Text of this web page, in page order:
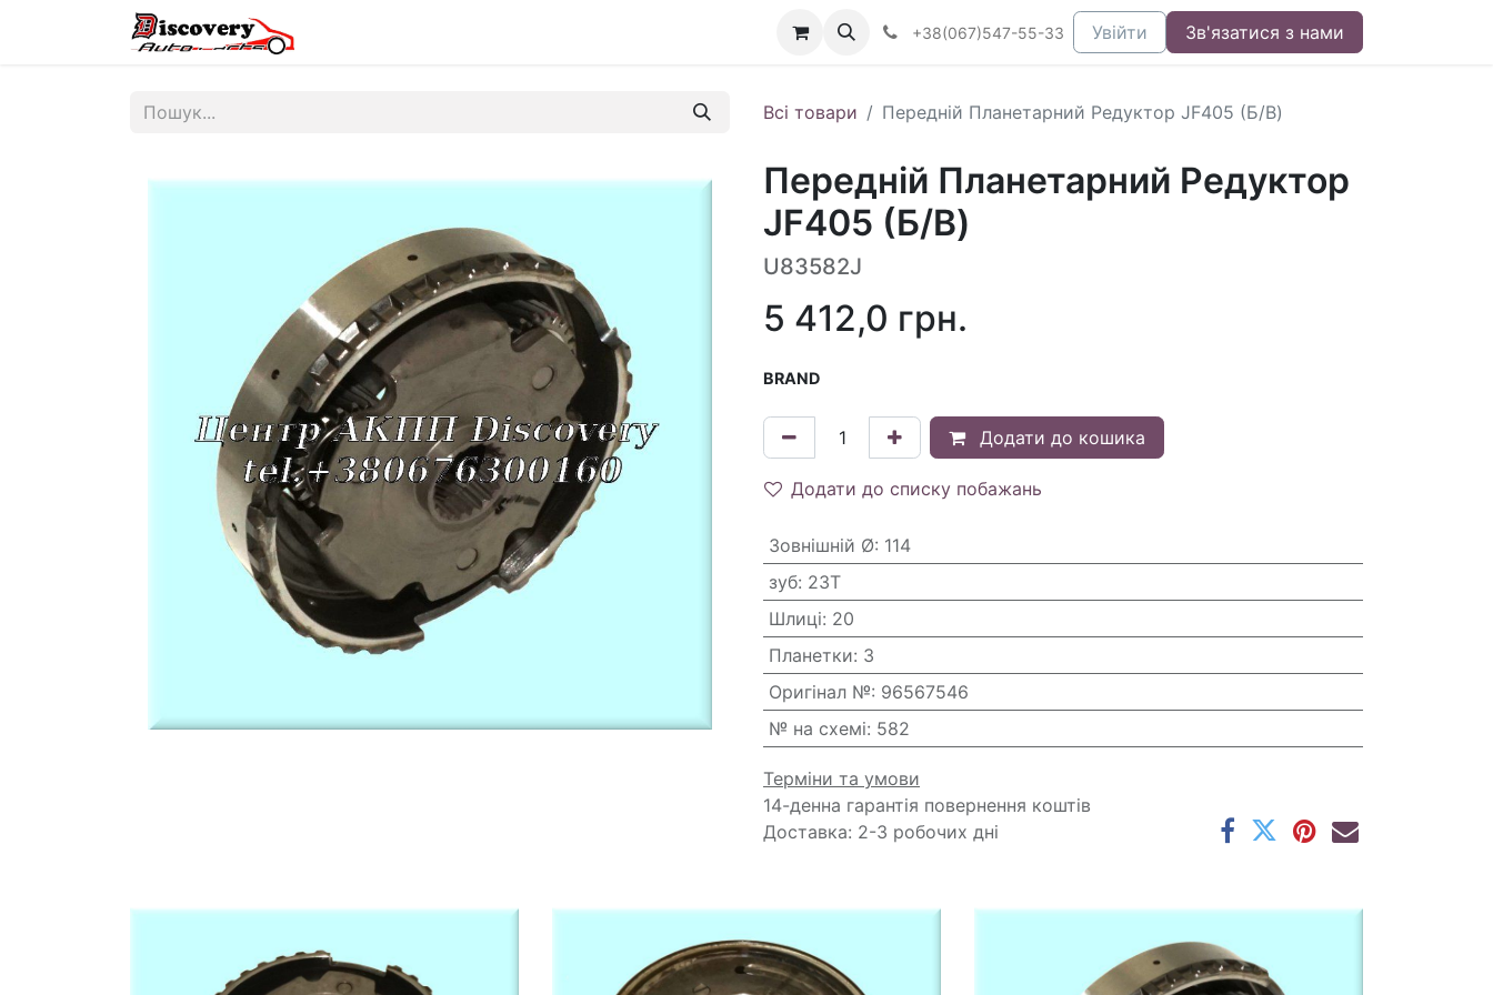
+38(067)547-55-33 Увійти Зв'язатися з нами
Всі товари Передній Планетарний Редуктор JF405 (Б/В)
Передній Планетарний Редуктор
JF405 (Б/В)
U83582J
5 412,0 грн.
BRAND
Додати до кошика
Додати до списку побажань
Зовнішній Ø: 114
зуб: 23T
Шлиці: 20
Планетки: 3
Оригінал №: 96567546
№ на схемі: 582
Терміни та умови
14-денна гарантія повернення коштів
Доставка: 2-3 робочих дні